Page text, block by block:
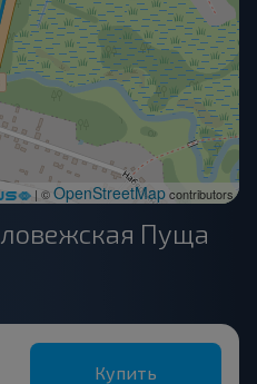
| ©OpenStreetMapcontributors
Пуща
Купить